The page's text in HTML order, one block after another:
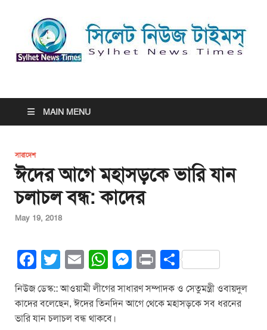
সিলেট নিউজ টাইমস্ | Sylhet
News Times
MAIN MENU
সারাদেশ
ঈদের আগে মহাসড়কে ভারি যান
চলাচল বন্ধ: কাদের
May 19, 2018
F
a
c
e
T
wi
tt
er
E
m
ail
W
h
at
s
M
e
ss
Pr
in
t
S
h
ar
নিউজ ডেস্ক:: আওয়ামী লীগের সাধারণ সম্পাদক ও সেতুমন্ত্রী ওবায়দুল
কাদের বলেছেন, ঈদের তিনদিন আগে থেকে মহাসড়কে সব ধরনের
ভারি যান চলাচল বন্ধ থাকবে।